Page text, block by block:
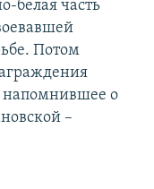
белая часть
Потом
напомнившее о
–